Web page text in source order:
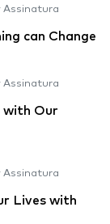
Assinatura
can Change
Assinatura
with Our
Assinatura
Lives with